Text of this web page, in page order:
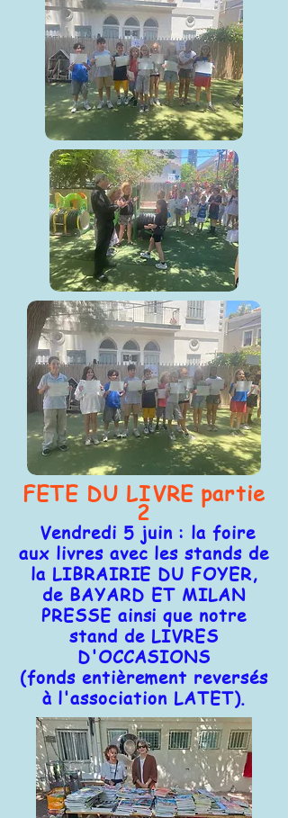
FETE DU LIVRE partie
2
Vendredi 5 juin : la foire
aux livres avec les stands de
la LIBRAIRIE DU FOYER,
de BAYARD ET MILAN
PRESSE ainsi que notre
stand de LIVRES
D'OCCASIONS
(fonds entièrement reversés
à l'association LATET).